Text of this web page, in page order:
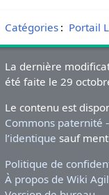
Catégories: Portail
La dernière
été faite le 29
Le contenu est
Commons paternité
l’identique sauf
Politique de
À propos de Wiki